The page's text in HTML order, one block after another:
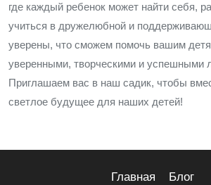
где каждый ребенок может найти себя,
учиться в дружелюбной и
уверены, что сможем помочь вашим
уверенными, творческими и успешными
Приглашаем вас в наш садик, чтобы
светлое будущее для наших детей!
Главная Блог